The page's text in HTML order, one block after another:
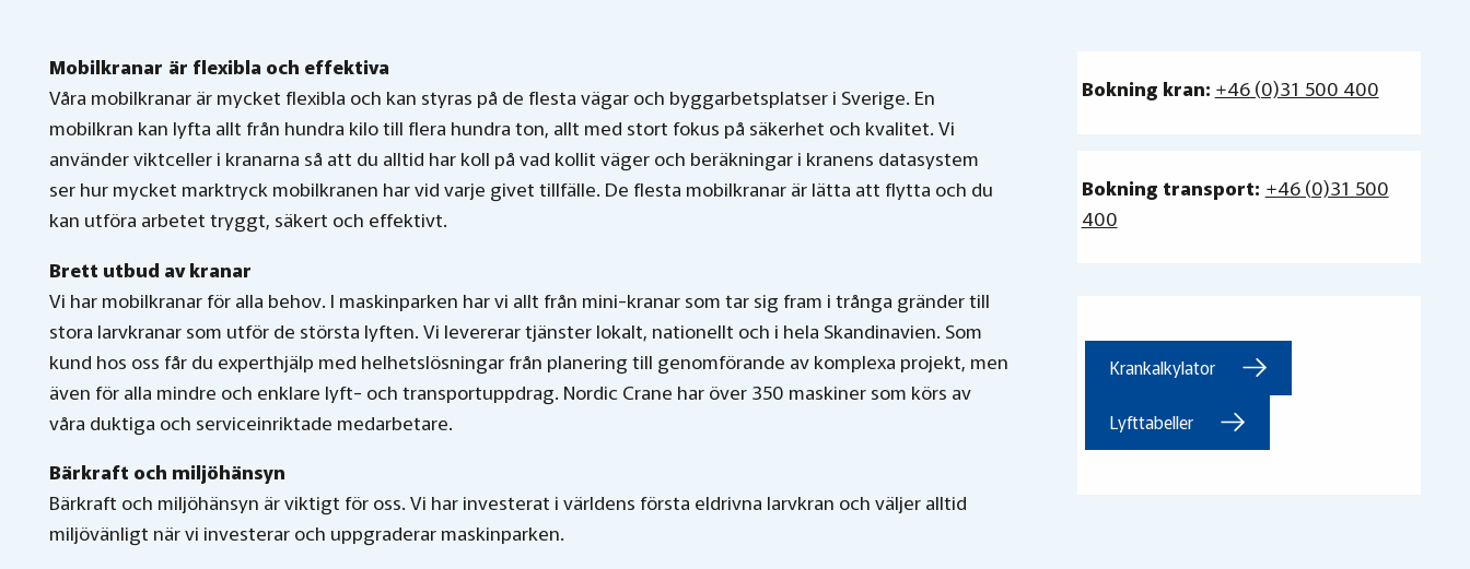
Mobilkranar är flexibla och effektiva
Våra mobilkranar är mycket flexibla och kan styras på de flesta vägar och byggarbetsplatser i Sverige. En
mobilkran kan lyfta allt från hundra kilo till flera hundra ton, allt med stort fokus på säkerhet och kvalitet. Vi
använder viktceller i kranarna så att du alltid har koll på vad kollit väger och beräkningar i kranens datasystem
ser hur mycket marktryck mobilkranen har vid varje givet tillfälle. De flesta mobilkranar är lätta att flytta och du
kan utföra arbetet tryggt, säkert och effektivt.
Brett utbud av kranar
Vi har mobilkranar för alla behov. I maskinparken har vi allt från mini-kranar som tar sig fram i trånga gränder till
stora larvkranar som utför de största lyften. Vi levererar tjänster lokalt, nationellt och i hela Skandinavien. Som
kund hos oss får du experthjälp med helhetslösningar från planering till genomförande av komplexa projekt, men
även för alla mindre och enklare lyft- och transportuppdrag. Nordic Crane har över 350 maskiner som körs av
våra duktiga och serviceinriktade medarbetare.
Bärkraft och miljöhänsyn
Bärkraft och miljöhänsyn är viktigt för oss. Vi har investerat i världens första eldrivna larvkran och väljer alltid
miljövänligt när vi investerar och uppgraderar maskinparken.
Bokning kran: +46 (0)31 500 400
Bokning transport: +46 (0)31 500
400
Krankalkylator
Lyfttabeller